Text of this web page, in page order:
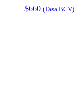
$660 (Tasa BCV)